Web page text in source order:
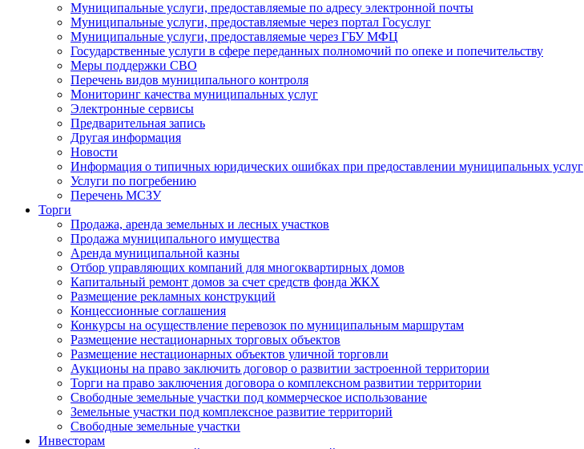
Муниципальные услуги, предоставляемые по адресу электронной почты
Муниципальные услуги, предоставляемые через портал Госуслуг
Муниципальные услуги, предоставляемые через ГБУ МФЦ
Государственные услуги в сфере переданных полномочий по опеке и попечительству
Меры поддержки СВО
Перечень видов муниципального контроля
Мониторинг качества муниципальных услуг
Электронные сервисы
Предварительная запись
Другая информация
Новости
Информация о типичных юридических ошибках при предоставлении муниципальных услуг
Услуги по погребению
Перечень МСЗУ
Торги
Продажа, аренда земельных и лесных участков
Продажа муниципального имущества
Аренда муниципальной казны
Отбор управляющих компаний для многоквартирных домов
Капитальный ремонт домов за счет средств фонда ЖКХ
Размещение рекламных конструкций
Концессионные соглашения
Конкурсы на осуществление перевозок по муниципальным маршрутам
Размещение нестационарных торговых объектов
Размещение нестационарных объектов уличной торговли
Аукционы на право заключить договор о развитии застроенной территории
Торги на право заключения договора о комплексном развитии территории
Свободные земельные участки под коммерческое использование
Земельные участки под комплексное развитие территорий
Свободные земельные участки
Инвесторам